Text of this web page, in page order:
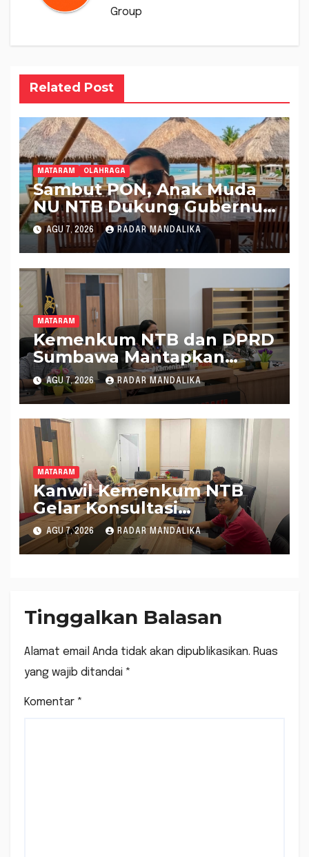
Group
Related Post
MATARAM OLAHRAGA
Sambut PON, Anak Muda
NU NTB Dukung Gubernur
Pimpin KONI NTB
AGU 7, 2026 RADAR MANDALIKA
MATARAM
Kemenkum NTB dan DPRD
Sumbawa Mantapkan
Rencana Pembentukan 8
Raperda Inisiatif
AGU 7, 2026 RADAR MANDALIKA
MATARAM
Kanwil Kemenkum NTB
Gelar Konsultasi
Penghitungan Kebutuhan
Formasi JF Perancang
Peraturan Perundang-
AGU 7, 2026 RADAR MANDALIKA
Tinggalkan Balasan
Alamat email Anda tidak akan dipublikasikan. Ruas
yang wajib ditandai *
Komentar *